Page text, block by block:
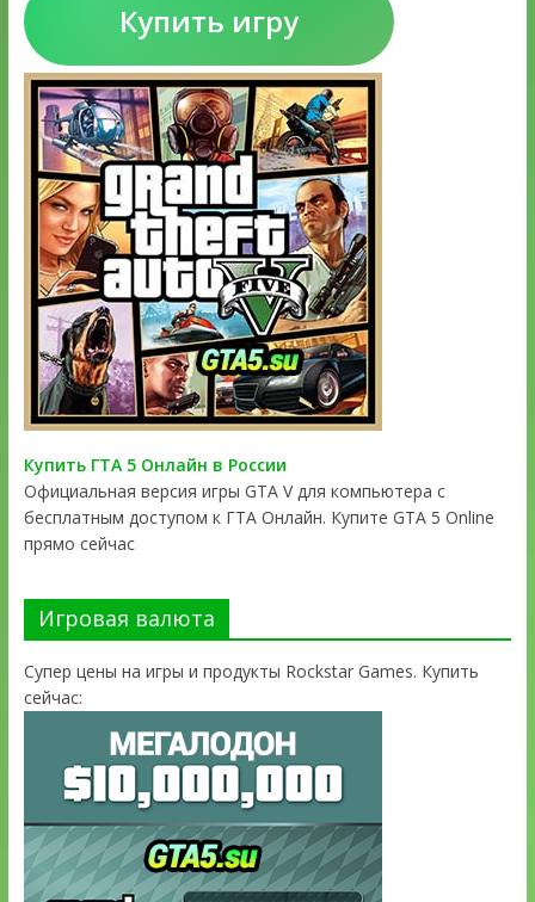
Купить игру
Купить ГТА 5 Онлайн в России
Официальная версия игры GTA V для компьютера с
бесплатным доступом к ГТА Онлайн. Купите GTA 5 Online
прямо сейчас
Игровая валюта
Супер цены на игры и продукты Rockstar Games. Купить
сейчас: